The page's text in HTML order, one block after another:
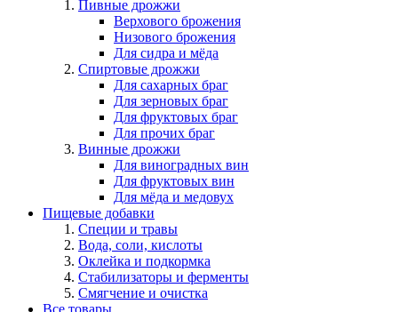
Пивные дрожжи
Верхового брожения
Низового брожения
Для сидра и мёда
Спиртовые дрожжи
Для сахарных браг
Для зерновых браг
Для фруктовых браг
Для прочих браг
Винные дрожжи
Для виноградных вин
Для фруктовых вин
Для мёда и медовух
Пищевые добавки
Специи и травы
Вода, соли, кислоты
Оклейка и подкормка
Стабилизаторы и ферменты
Смягчение и очистка
Все товары